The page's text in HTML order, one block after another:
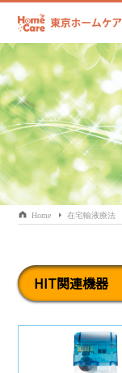
Home 在宅輸液療法
HIT関連機器